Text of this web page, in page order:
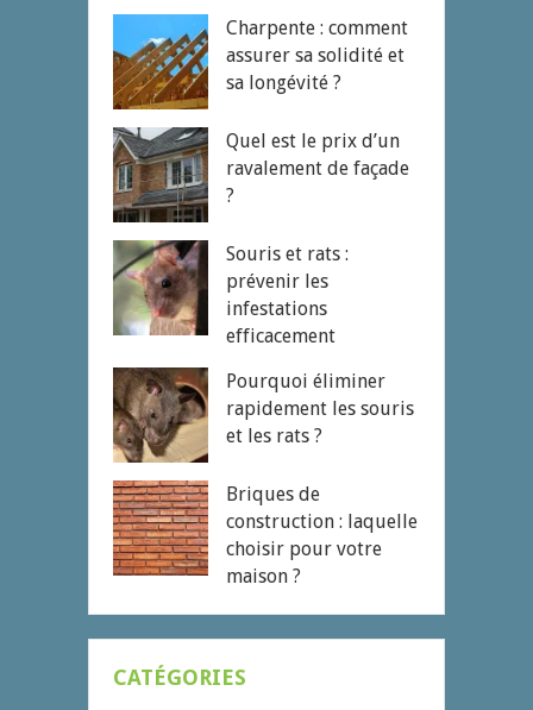
Charpente : comment
assurer sa solidité et
sa longévité ?
Quel est le prix d’un
ravalement de façade
?
Souris et rats :
prévenir les
infestations
efficacement
Pourquoi éliminer
rapidement les souris
et les rats ?
Briques de
construction : laquelle
choisir pour votre
maison ?
CATÉGORIES